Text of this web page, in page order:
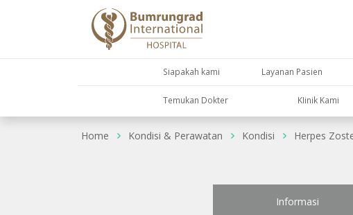
Siapakah kami Layanan Pasien
Temukan Dokter KIinik Kami
Home Kondisi & Perawatan Kondisi Herpes
Informasi